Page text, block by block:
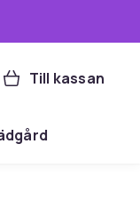
Till kassan